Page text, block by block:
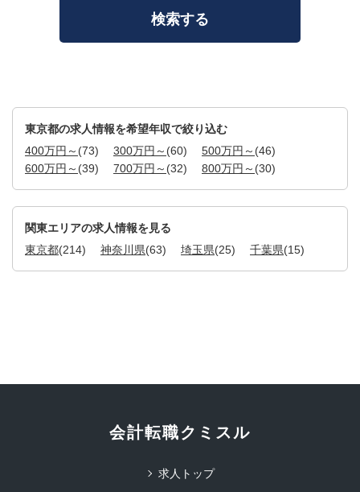
東京都の求人情報を希望年収で絞り込む
400万円～ (73) 300万円～ (60) 500万円～ (46)
600万円～ (39) 700万円～ (32) 800万円～ (30)
関東エリアの求人情報を見る
東京都(214) 神奈川県(63) 埼玉県(25) 千葉県(15)
会計転職クミスル
求人トップ